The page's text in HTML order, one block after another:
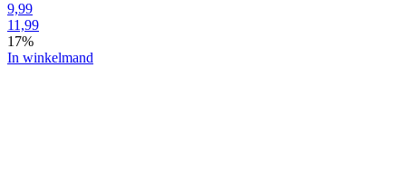
9,99
11,99
17%
In winkelmand